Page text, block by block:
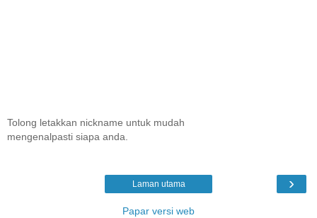
Tolong letakkan nickname untuk mudah
mengenalpasti siapa anda.
›
Laman utama
Papar versi web